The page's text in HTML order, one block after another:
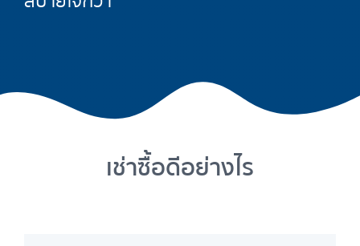
เช่าซื้อดีอย่างไร